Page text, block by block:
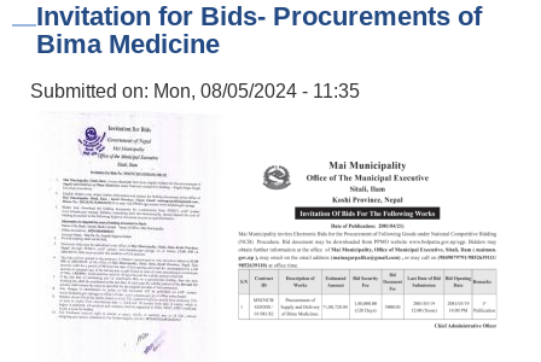
Invitation for Bids- Procurements of
Bima Medicine
Submitted on: Mon, 08/05/2024 - 11:35